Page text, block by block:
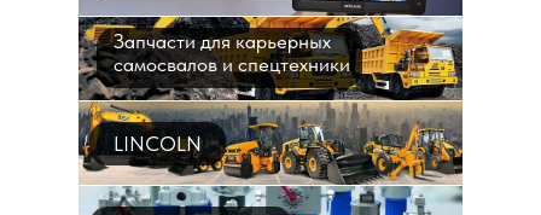
Запчасти для карьерных
самосвалов и спецтехники
LINCOLN